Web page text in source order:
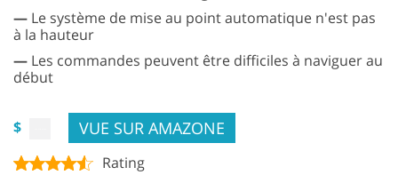
— Le système de mise au point automatique n'est pas
à la hauteur
— Les commandes peuvent être difficiles à naviguer au
début
$ VUE SUR AMAZONE
Rating